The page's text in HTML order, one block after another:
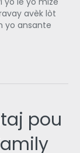
avèk lòt
yo ansante
pou